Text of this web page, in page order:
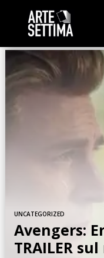
UNCATEGORIZED
Avengers:
TRAILER